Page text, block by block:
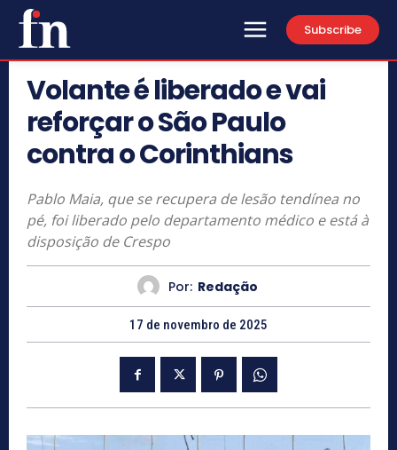
Subscribe
Volante é liberado e vai
reforçar o São Paulo
contra o Corinthians
Pablo Maia, que se recupera de lesão tendínea no
pé, foi liberado pelo departamento médico e está à
disposição de Crespo
Por: Redação
17 de novembro de 2025